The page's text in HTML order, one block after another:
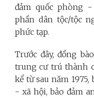
đảm quốc phòng
phần dân tộc/tộc
phức tạp.
Trước đây, đồng
trung cư trú thành
kể từ sau năm
- xã hội, bảo đảm